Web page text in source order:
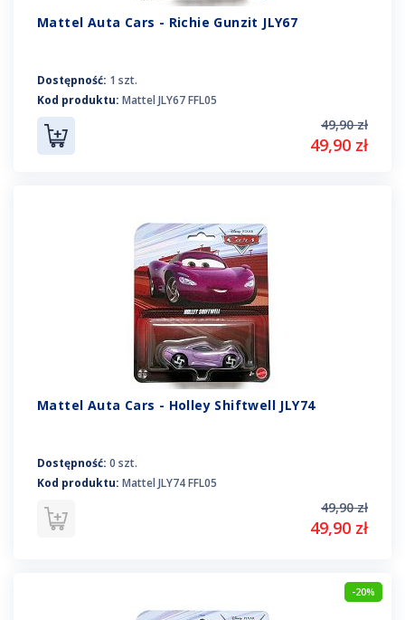
Mattel Auta Cars - Richie Gunzit JLY67
Dostępność: 1 szt.
Kod produktu: Mattel JLY67 FFL05
49,90 zł
49,90 zł
Mattel Auta Cars - Holley Shiftwell JLY74
Dostępność: 0 szt.
Kod produktu: Mattel JLY74 FFL05
49,90 zł
49,90 zł
-20%